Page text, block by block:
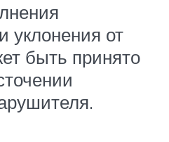
уклонения от
быть принято